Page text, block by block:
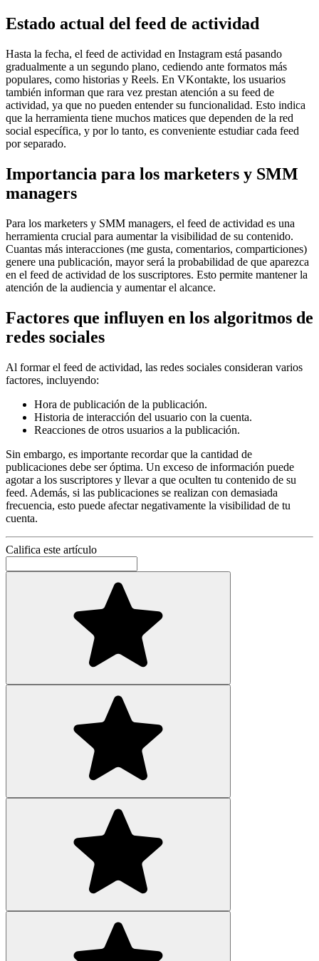
Estado actual del feed de actividad
Hasta la fecha, el feed de actividad en Instagram está pasando
gradualmente a un segundo plano, cediendo ante formatos más
populares, como historias y Reels. En VKontakte, los usuarios
también informan que rara vez prestan atención a su feed de
actividad, ya que no pueden entender su funcionalidad. Esto indica
que la herramienta tiene muchos matices que dependen de la red
social específica, y por lo tanto, es conveniente estudiar cada feed
por separado.
Importancia para los marketers y SMM
managers
Para los marketers y SMM managers, el feed de actividad es una
herramienta crucial para aumentar la visibilidad de su contenido.
Cuantas más interacciones (me gusta, comentarios, comparticiones)
genere una publicación, mayor será la probabilidad de que aparezca
en el feed de actividad de los suscriptores. Esto permite mantener la
atención de la audiencia y aumentar el alcance.
Factores que influyen en los algoritmos de
redes sociales
Al formar el feed de actividad, las redes sociales consideran varios
factores, incluyendo:
Hora de publicación de la publicación.
Historia de interacción del usuario con la cuenta.
Reacciones de otros usuarios a la publicación.
Sin embargo, es importante recordar que la cantidad de
publicaciones debe ser óptima. Un exceso de información puede
agotar a los suscriptores y llevar a que oculten tu contenido de su
feed. Además, si las publicaciones se realizan con demasiada
frecuencia, esto puede afectar negativamente la visibilidad de tu
cuenta.
Califica este artículo